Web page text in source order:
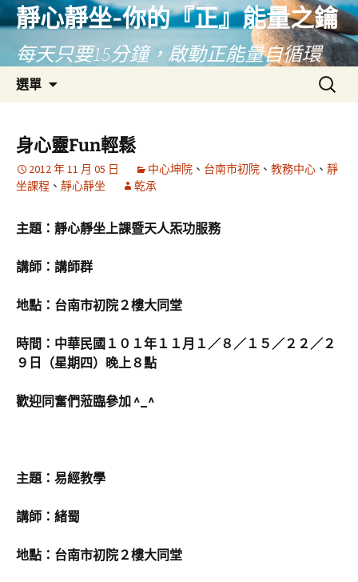
靜心靜坐-你的『正』能量之鑰
每天只要15分鐘，啟動正能量自循環
選單
要
內
容
搜
尋
身心靈Fun輕鬆
2012 年 11 月 05 日 中心坤院 、 台南市初院 、 教務中心 、 靜
坐課程 、 靜心靜坐 乾承
主題：靜心靜坐上課暨天人炁功服務
講師：講師群
地點：台南市初院２樓大同堂
時間：中華民國１０１年１１月１／８／１５／２２／２
９日（星期四）晚上８點
歡迎同奮們蒞臨參加 ^_^
主題：易經教學
講師：緒蜀
地點：台南市初院２樓大同堂